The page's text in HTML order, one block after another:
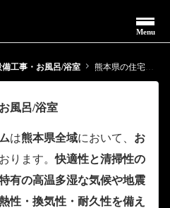
Menu
備工事・お風呂/浴室 熊本県の住宅設備工事・お風呂/浴室
風呂/浴室
は熊本県全域において、 お
ります。快適性と清掃性の
有の高温多湿な気候や地震
性・換気性・耐久性を備え